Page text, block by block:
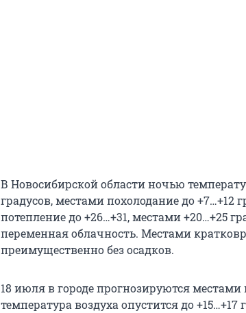
В Новосибирской области ночью
градусов, местами похолодание до +7…+12
потепление до +26…+31, местами +20…+25
переменная облачность. Местами
преимущественно без осадков.
18 июля в городе прогнозируются
температура воздуха опустится до